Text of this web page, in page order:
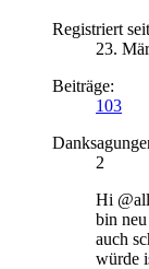
Registriert
23.
Beiträge:
103
2
Hi @all
bin
auch
würde